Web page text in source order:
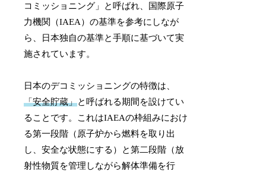
コミッショニング」と呼ばれ、国際原子
力機関（IAEA）の基準を参考にしなが
ら、日本独自の基準と手順に基づいて実
施されています。
日本のデコミッショニングの特徴は、
「安全貯蔵」と呼ばれる期間を設けてい
ることです。これはIAEAの枠組みにおけ
る第一段階（原子炉から燃料を取り出
し、安全な状態にする）と第二段階（放
射性物質を管理しながら解体準備を行